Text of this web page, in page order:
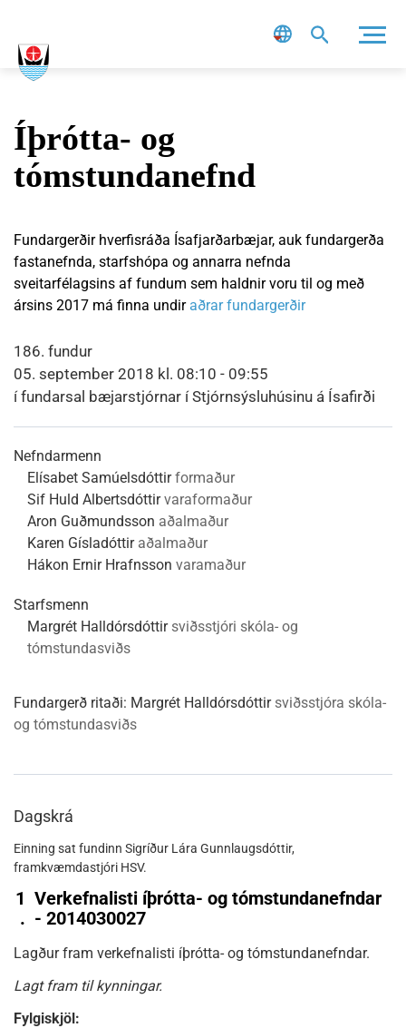
Íþrótta- og
tómstundanefnd
Fundargerðir hverfisráða Ísafjarðarbæjar, auk fundargerða
fastanefnda, starfshópa og annarra nefnda
sveitarfélagsins af fundum sem haldnir voru til og með
ársins 2017 má finna undir aðrar fundargerðir
186. fundur
05. september 2018 kl. 08:10 - 09:55
í fundarsal bæjarstjórnar í Stjórnsýsluhúsinu á Ísafirði
Nefndarmenn
Elísabet Samúelsdóttir formaður
Sif Huld Albertsdóttir varaformaður
Aron Guðmundsson aðalmaður
Karen Gísladóttir aðalmaður
Hákon Ernir Hrafnsson varamaður
Starfsmenn
Margrét Halldórsdóttir sviðsstjóri skóla- og
tómstundasviðs
Fundargerð ritaði: Margrét Halldórsdóttir sviðsstjóra skóla-
og tómstundasviðs
Dagskrá
Einning sat fundinn Sigríður Lára Gunnlaugsdóttir,
framkvæmdastjóri HSV.
1
.
Verkefnalisti íþrótta- og tómstundanefndar
- 2014030027
Lagður fram verkefnalisti íþrótta- og tómstundanefndar.
Lagt fram til kynningar.
Fylgiskjöl: